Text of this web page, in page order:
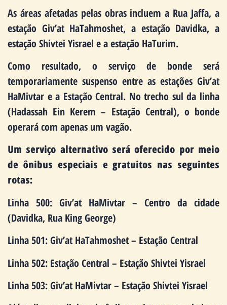
As áreas afetadas pelas obras incluem a Rua Jaffa, a
estação Giv’at HaTahmoshet, a estação Davidka, a
estação Shivtei Yisrael e a estação HaTurim.
Como resultado, o serviço de bonde será
temporariamente suspenso entre as estações Giv’at
HaMivtar e a Estação Central. No trecho sul da linha
(Hadassah Ein Kerem – Estação Central), o bonde
operará com apenas um vagão.
Um serviço alternativo será oferecido por meio
de ônibus especiais e gratuitos nas seguintes
rotas:
Linha 500: Giv’at HaMivtar – Centro da cidade
(Davidka, Rua King George)
Linha 501: Giv’at HaTahmoshet – Estação Central
Linha 502: Estação Central – Estação Shivtei Yisrael
Linha 503: Giv’at HaMivtar – Estação Shivtei Yisrael